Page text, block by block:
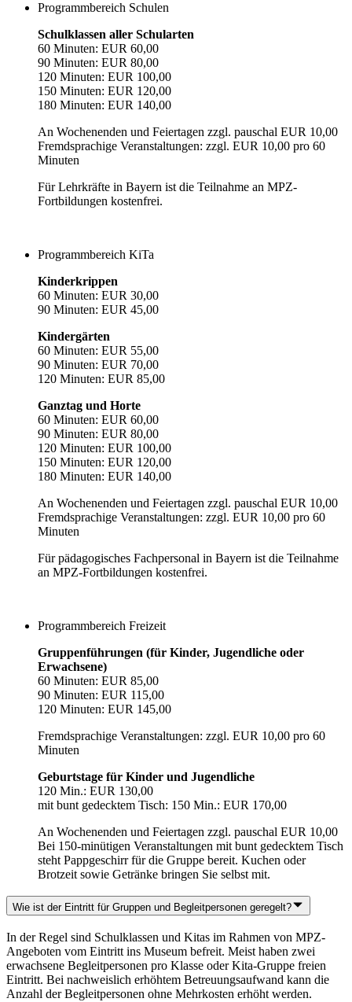
Programmbereich Schulen
Schulklassen aller Schularten
60 Minuten: EUR 60,00
90 Minuten: EUR 80,00
120 Minuten: EUR 100,00
150 Minuten: EUR 120,00
180 Minuten: EUR 140,00
An Wochenenden und Feiertagen zzgl. pauschal EUR 10,00
Fremdsprachige Veranstaltungen: zzgl. EUR 10,00 pro 60
Minuten
Für Lehrkräfte in Bayern ist die Teilnahme an MPZ-
Fortbildungen kostenfrei.
Programmbereich KiTa
Kinderkrippen
60 Minuten: EUR 30,00
90 Minuten: EUR 45,00
Kindergärten
60 Minuten: EUR 55,00
90 Minuten: EUR 70,00
120 Minuten: EUR 85,00
Ganztag und Horte
60 Minuten: EUR 60,00
90 Minuten: EUR 80,00
120 Minuten: EUR 100,00
150 Minuten: EUR 120,00
180 Minuten: EUR 140,00
An Wochenenden und Feiertagen zzgl. pauschal EUR 10,00
Fremdsprachige Veranstaltungen: zzgl. EUR 10,00 pro 60
Minuten
Für pädagogisches Fachpersonal in Bayern ist die Teilnahme
an MPZ-Fortbildungen kostenfrei.
Programmbereich Freizeit
Gruppenführungen (für Kinder, Jugendliche oder
Erwachsene)
60 Minuten: EUR 85,00
90 Minuten: EUR 115,00
120 Minuten: EUR 145,00
Fremdsprachige Veranstaltungen: zzgl. EUR 10,00 pro 60
Minuten
Geburtstage für Kinder und Jugendliche
120 Min.: EUR 130,00
mit bunt gedecktem Tisch: 150 Min.: EUR 170,00
An Wochenenden und Feiertagen zzgl. pauschal EUR 10,00
Bei 150-minütigen Veranstaltungen mit bunt gedecktem Tisch
steht Pappgeschirr für die Gruppe bereit. Kuchen oder
Brotzeit sowie Getränke bringen Sie selbst mit.
Wie ist der Eintritt für Gruppen und Begleitpersonen geregelt?
In der Regel sind Schulklassen und Kitas im Rahmen von MPZ-
Angeboten vom Eintritt ins Museum befreit. Meist haben zwei
erwachsene Begleitpersonen pro Klasse oder Kita-Gruppe freien
Eintritt. Bei nachweislich erhöhtem Betreuungsaufwand kann die
Anzahl der Begleitpersonen ohne Mehrkosten erhöht werden.